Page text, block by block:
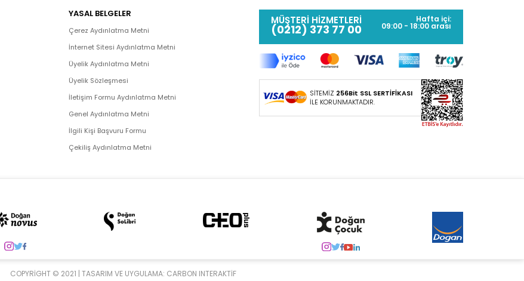
YASAL BELGELER
Çerez Aydınlatma Metni
İnternet Sitesi Aydınlatma Metni
Üyelik Aydınlatma Metni
Üyelik Sözleşmesi
İletişim Formu Aydınlatma Metni
Genel Aydınlatma Metni
İlgili Kişi Başvuru Formu
Çekiliş Aydınlatma Metni
MÜŞTERİ HİZMETLERİ
(0212) 373 77 00
Hafta içi:
09:00 - 18:00 arası
SİTEMİZ 256Bit SSL SERTİFİKASI
İLE KORUNMAKTADIR.
COPYRIGHT © 2021 | TASARIM VE UYGULAMA: CARBON INTERAKTIF